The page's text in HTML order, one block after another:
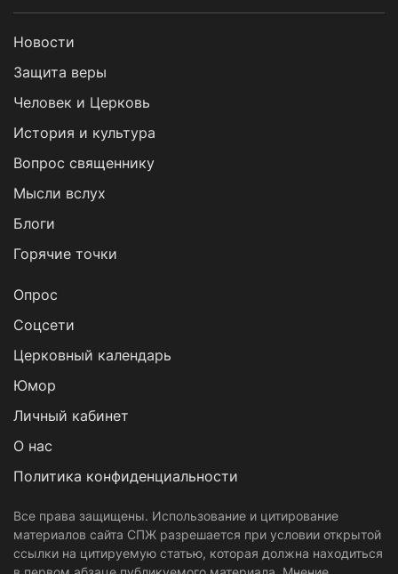
Новости
Защита веры
Человек и Церковь
История и культура
Вопрос священнику
Мысли вслух
Блоги
Горячие точки
Опрос
Cоцсети
Церковный календарь
Юмор
Личный кабинет
О нас
Политика конфиденциальности
Все права защищены. Использование и цитирование
материалов сайта СПЖ разрешается при условии открытой
ссылки на цитируемую статью, которая должна находиться